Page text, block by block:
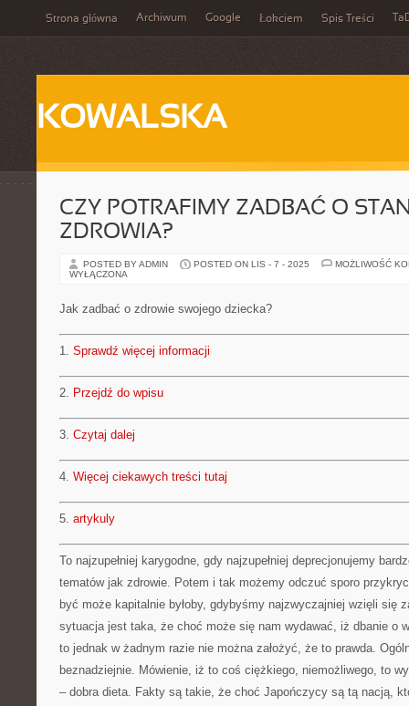
Strona główna Archiwum Google Łokciem Spis Treści
KOWALSKA
CZY POTRAFIMY ZADBAĆ O
ZDROWIA?
POSTED BY ADMIN POSTED ON LIS - 7 - 2025
MOŻLIWOŚĆ
WYŁĄCZONA
Jak zadbać o zdrowie swojego dziecka?
1. Sprawdź więcej informacji
2. Przejdź do wpisu
3. Czytaj dalej
4. Więcej ciekawych treści tutaj
5. artykuly
To najzupełniej karygodne, gdy najzupełniej deprecjonujemy
tematów jak zdrowie. Potem i tak możemy odczuć sporo
być może kapitalnie byłoby, gdybyśmy najzwyczajniej wzięli się
sytuacja jest taka, że choć może się nam wydawać, iż dbanie o
to jednak w żadnym razie nie można założyć, że to prawda.
beznadziejnie. Mówienie, iż to coś ciężkiego, niemożliwego, to
– dobra dieta. Fakty są takie, że choć Japończycy są tą nacją,